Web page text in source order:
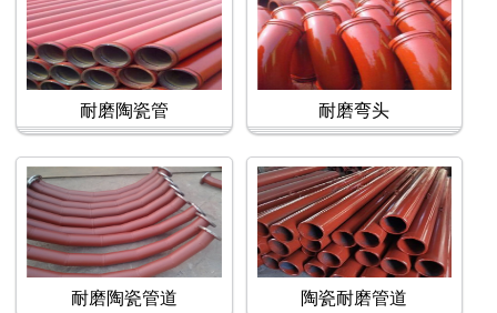
耐磨陶瓷管 耐磨弯头
耐磨陶瓷管道 陶瓷耐磨管道